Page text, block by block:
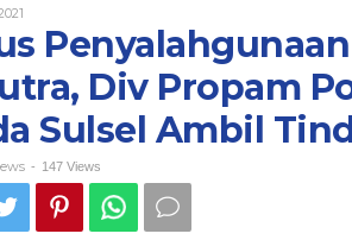
Polri
Di
Lutra,
Div
Propam
Polri
Bersama
Bid
Propam
Polda
Admin
Div Propam
Sulsel Ambil
- 147 Views